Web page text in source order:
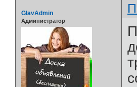
GlavAdmin
Администратор